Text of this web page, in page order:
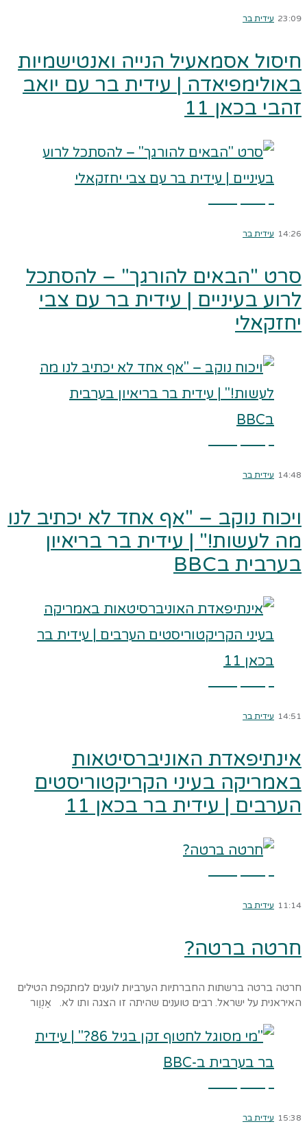
23:09 עידית בר
חיסול אסמאעיל הנייה ואנטישמיות
באולימפיאדה | עידית בר עם יואב
זהבי בכאן 11
14:26 עידית בר
סרט "הבאים להורגך" – להסתכל
לרוע בעיניים | עידית בר עם צבי
יחזקאלי
14:48 עידית בר
ויכוח נוקב – "אף אחד לא יכתיב לנו
מה לעשות!" | עידית בר בריאיון
בערבית בBBC
14:51 עידית בר
אינתיפאדת האוניברסיטאות
באמריקה בעיני הקריקטוריסטים
הערבים | עידית בר בכאן 11
11:14 עידית בר
חרטה ברטה?
חרטה ברטה ברשתות החברתיות הערביות לועגים למתקפת הטילים
האיראנית על ישראל. רבים טוענים שהיתה זו הצגה ותו לא. אַנְוַור
15:38 עידית בר